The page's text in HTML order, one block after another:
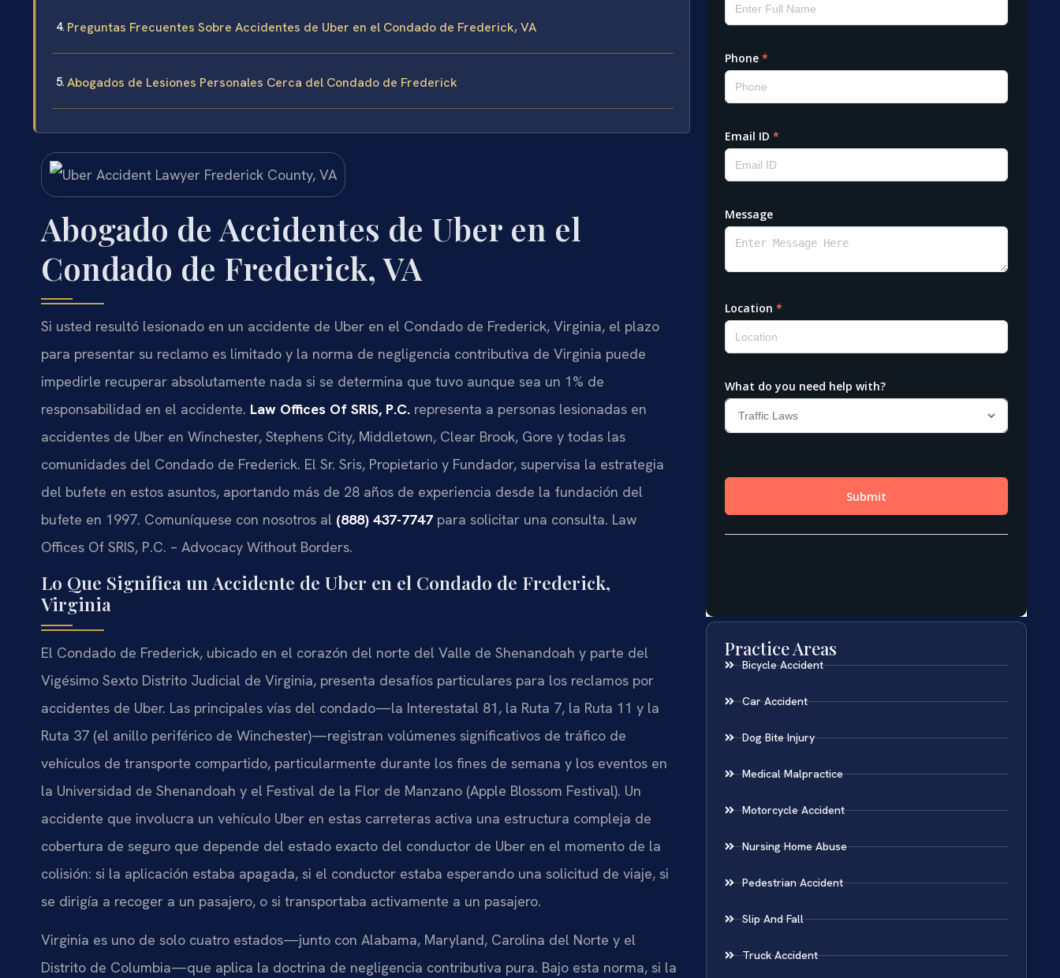
Preguntas Frecuentes Sobre Accidentes de Uber en el Condado de Frederick, VA
Abogados de Lesiones Personales Cerca del Condado de Frederick
Abogado de Accidentes de Uber en el
Condado de Frederick, VA
Si usted resultó lesionado en un accidente de Uber en el Condado de Frederick, Virginia, el plazo
para presentar su reclamo es limitado y la norma de negligencia contributiva de Virginia puede
impedirle recuperar absolutamente nada si se determina que tuvo aunque sea un 1% de
responsabilidad en el accidente. Law Offices Of SRIS, P.C. representa a personas lesionadas en
accidentes de Uber en Winchester, Stephens City, Middletown, Clear Brook, Gore y todas las
comunidades del Condado de Frederick. El Sr. Sris, Propietario y Fundador, supervisa la estrategia
del bufete en estos asuntos, aportando más de 28 años de experiencia desde la fundación del
bufete en 1997. Comuníquese con nosotros al (888) 437-7747 para solicitar una consulta. Law
Offices Of SRIS, P.C. – Advocacy Without Borders.
Lo Que Significa un Accidente de Uber en el Condado de Frederick,
Virginia
El Condado de Frederick, ubicado en el corazón del norte del Valle de Shenandoah y parte del
Vigésimo Sexto Distrito Judicial de Virginia, presenta desafíos particulares para los reclamos por
accidentes de Uber. Las principales vías del condado—la Interestatal 81, la Ruta 7, la Ruta 11 y la
Ruta 37 (el anillo periférico de Winchester)—registran volúmenes significativos de tráfico de
vehículos de transporte compartido, particularmente durante los fines de semana y los eventos en
la Universidad de Shenandoah y el Festival de la Flor de Manzano (Apple Blossom Festival). Un
accidente que involucra un vehículo Uber en estas carreteras activa una estructura compleja de
cobertura de seguro que depende del estado exacto del conductor de Uber en el momento de la
colisión: si la aplicación estaba apagada, si el conductor estaba esperando una solicitud de viaje, si
se dirigía a recoger a un pasajero, o si transportaba activamente a un pasajero.
Virginia es uno de solo cuatro estados—junto con Alabama, Maryland, Carolina del Norte y el
Distrito de Columbia—que aplica la doctrina de negligencia contributiva pura. Bajo esta norma, si la
Practice Areas
Bicycle Accident
Car Accident
Dog Bite Injury
Medical Malpractice
Motorcycle Accident
Nursing Home Abuse
Pedestrian Accident
Slip And Fall
Truck Accident